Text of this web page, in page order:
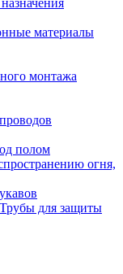
материалы
монтажа
полом
огня,
для защиты